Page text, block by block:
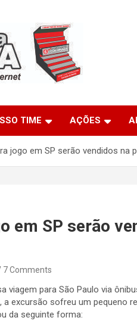
TIME AÇÕES
jogo em SP serão vendidos na
em SP serão
7 Comments
viagem para São Paulo via
excursão sofreu um pequeno
da seguinte forma: